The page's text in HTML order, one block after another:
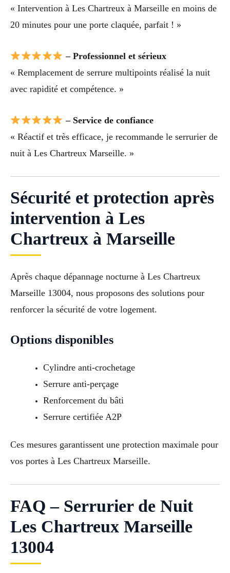
« Intervention à Les Chartreux à Marseille en moins de
20 minutes pour une porte claquée, parfait ! »
– Professionnel et sérieux
« Remplacement de serrure multipoints réalisé la nuit
avec rapidité et compétence. »
– Service de confiance
« Réactif et très efficace, je recommande le serrurier de
nuit à Les Chartreux Marseille. »
Sécurité et protection après
intervention à Les
Chartreux à Marseille
Après chaque dépannage nocturne à Les Chartreux
Marseille 13004, nous proposons des solutions pour
renforcer la sécurité de votre logement.
Options disponibles
Cylindre anti-crochetage
Serrure anti-perçage
Renforcement du bâti
Serrure certifiée A2P
Ces mesures garantissent une protection maximale pour
vos portes à Les Chartreux Marseille.
FAQ – Serrurier de Nuit
Les Chartreux Marseille
13004